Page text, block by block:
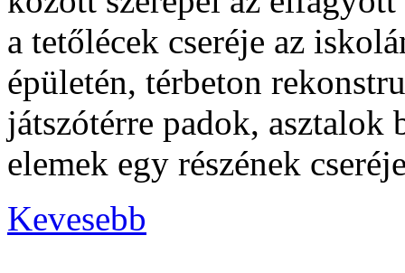
a tetőlécek cseréje az
épületén, térbeton
játszótérre padok, asztalok
elemek egy részének
Kevesebb